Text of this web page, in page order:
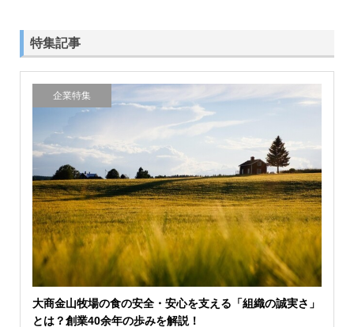
特集記事
企業特集
大商金山牧場の食の安全・安心を支える「組織の誠実さ」
とは？創業40余年の歩みを解説！